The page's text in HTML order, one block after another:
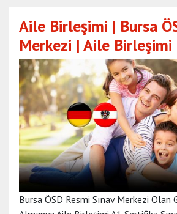
Aile Birleşimi | Bursa
Merkezi | Aile Birleşimi
Bursa ÖSD Resmi Sınav Merkezi